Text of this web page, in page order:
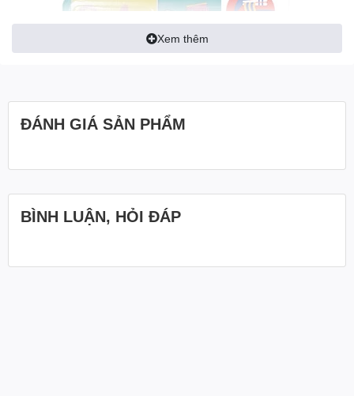
Xem thêm
ĐÁNH GIÁ SẢN PHẨM
BÌNH LUẬN, HỎI ĐÁP